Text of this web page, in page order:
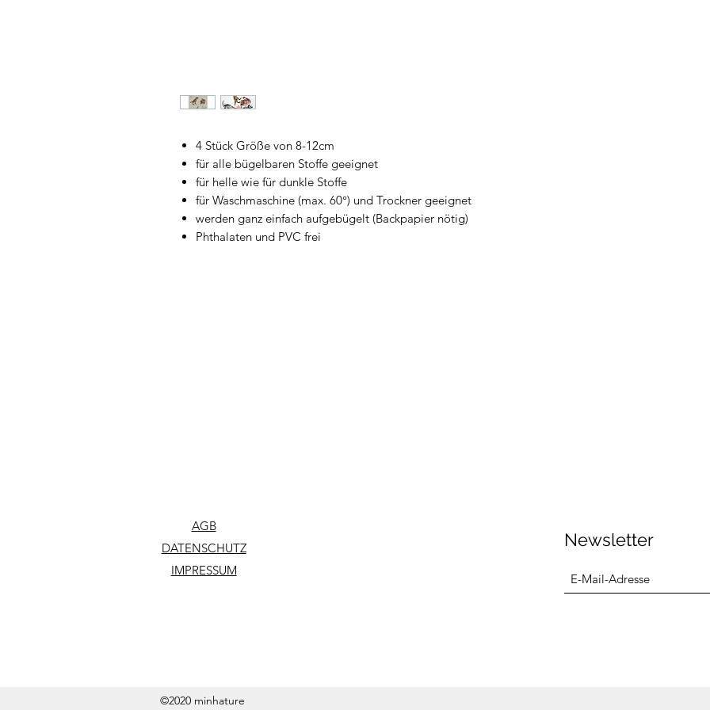
4 Stück Größe von 8-12cm
für alle bügelbaren Stoffe geeignet
für helle wie für dunkle Stoffe
für Waschmaschine (max. 60°) und Trockner geeignet
werden ganz einfach aufgebügelt (Backpapier nötig)
Phthalaten und PVC frei
AGB
DATENSCHUTZ
IMPRESSUM
Newsletter
©2020 minhature